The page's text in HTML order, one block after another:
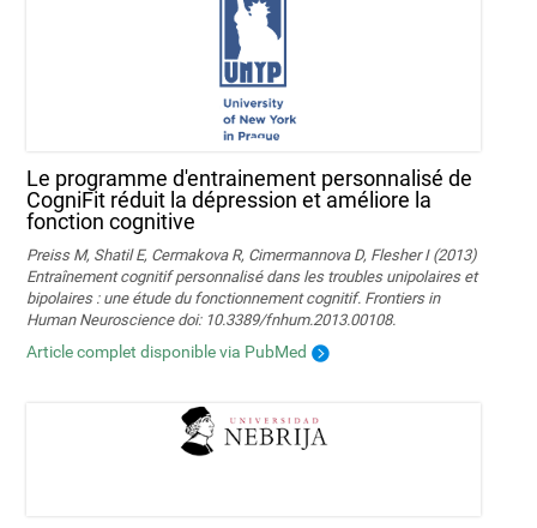
Le programme d'entrainement personnalisé de
CogniFit réduit la dépression et améliore la
fonction cognitive
Preiss M, Shatil E, Cermakova R, Cimermannova D, Flesher I (2013)
Entraînement cognitif personnalisé dans les troubles unipolaires et
bipolaires : une étude du fonctionnement cognitif. Frontiers in
Human Neuroscience doi: 10.3389/fnhum.2013.00108.
Article complet disponible via PubMed